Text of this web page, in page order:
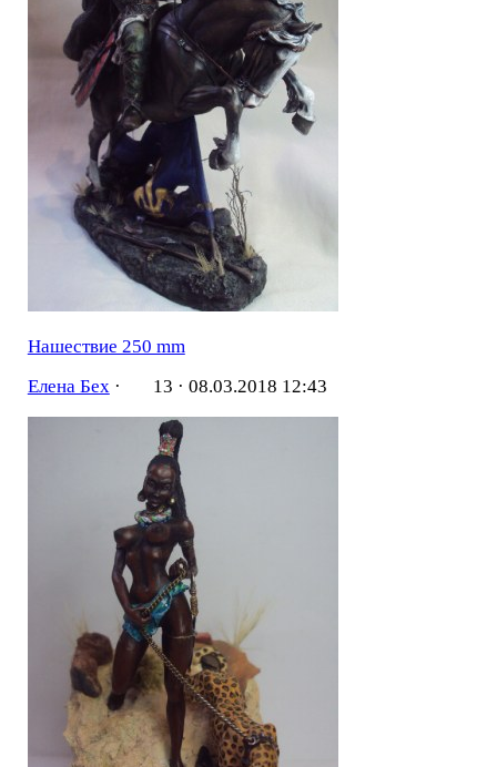
Нашествие 250 mm
Елена Бех· 13 · 08.03.2018 12:43